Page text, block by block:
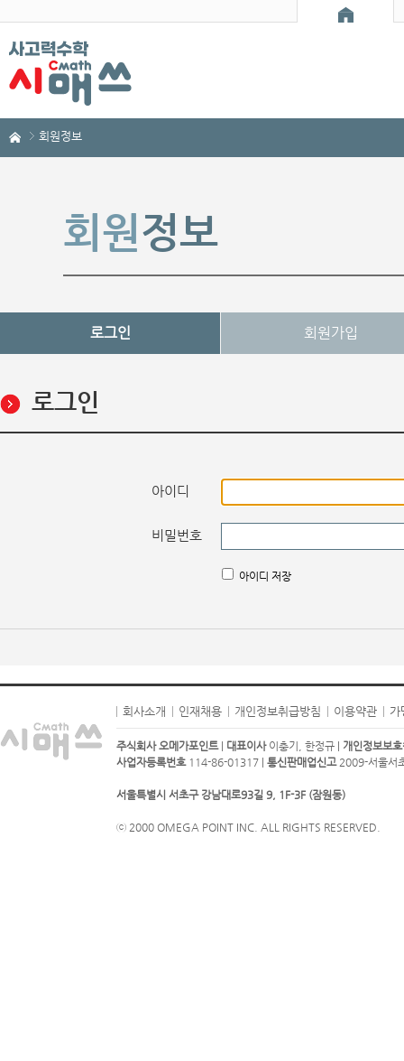
회원정보
회원정보
로그인 회원가입
로그인
아이디
비밀번호
아이디 저장
회사소개 인재채용 개인정보취급방침 이용약관 가
주식회사 오메가포인트| 대표이사이충기, 한정규 | 개인정보보
사업자등록번호114-86-01317 | 통신판매업신고2009-서울서
서울특별시 서초구 강남대로93길 9, 1F-3F (잠원동)
ⓒ 2000 OMEGA POINT INC. ALL RIGHTS RESERVED.